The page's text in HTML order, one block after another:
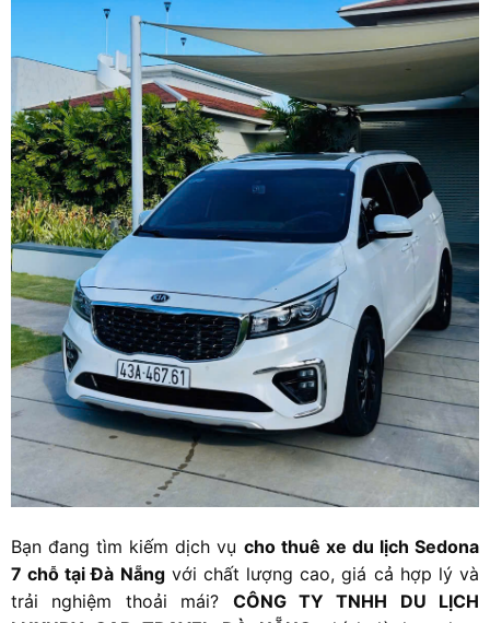
Bạn đang tìm kiếm dịch vụ cho thuê xe du lịch Sedona
7 chỗ tại Đà Nẵngvới chất lượng cao, giá cả hợp lý và
trải nghiệm thoải mái? CÔNG TY TNHH DU LỊCH